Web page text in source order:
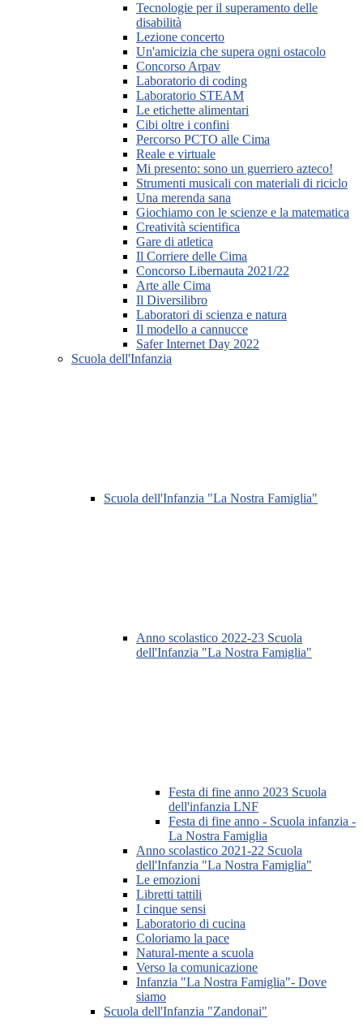
Tecnologie per il superamento delle
disabilità
Lezione concerto
Un'amicizia che supera ogni ostacolo
Concorso Arpav
Laboratorio di coding
Laboratorio STEAM
Le etichette alimentari
Cibi oltre i confini
Percorso PCTO alle Cima
Reale e virtuale
Mi presento: sono un guerriero azteco!
Strumenti musicali con materiali di riciclo
Una merenda sana
Giochiamo con le scienze e la matematica
Creatività scientifica
Gare di atletica
Il Corriere delle Cima
Concorso Libernauta 2021/22
Arte alle Cima
Il Diversilibro
Laboratori di scienza e natura
Il modello a cannucce
Safer Internet Day 2022
Scuola dell'Infanzia
Scuola dell'Infanzia "La Nostra Famiglia"
Anno scolastico 2022-23 Scuola
dell'Infanzia "La Nostra Famiglia"
Festa di fine anno 2023 Scuola
dell'infanzia LNF
Festa di fine anno - Scuola infanzia -
La Nostra Famiglia
Anno scolastico 2021-22 Scuola
dell'Infanzia "La Nostra Famiglia"
Le emozioni
Libretti tattili
I cinque sensi
Laboratorio di cucina
Coloriamo la pace
Natural-mente a scuola
Verso la comunicazione
Infanzia "La Nostra Famiglia"- Dove
siamo
Scuola dell'Infanzia "Zandonai"